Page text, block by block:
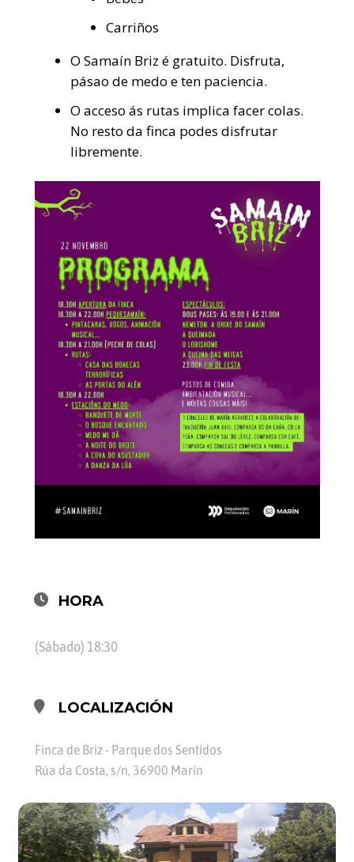
Carriños
O Samaín Briz é gratuito. Disfruta,
pásao de medo e ten paciencia.
O acceso ás rutas implica facer colas.
No resto da finca podes disfrutar
libremente.
HORA
(Sábado) 18:30
LOCALIZACIÓN
Finca de Briz - Parque dos Sentidos
Rúa da Costa, s/n, 36900 Marín